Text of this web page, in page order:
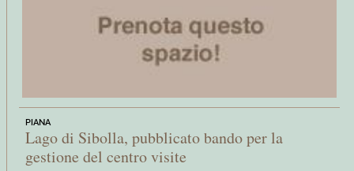
PIANA
Lago di Sibolla, pubblicato bando per la
gestione del centro visite